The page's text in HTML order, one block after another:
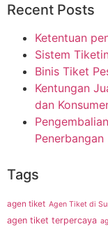
Recent Posts
Ketentuan
Sistem
Binis Tiket
Kentungan
dan
Tags
agen tiket Agen Tiket di
agen tiket terpercaya